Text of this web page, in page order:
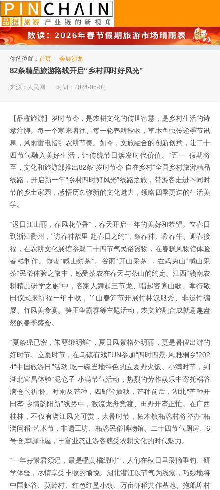
你的位置： 首页 > 会展沙龙
82条精品旅游路线开启“乡村四时好风光”
来源：人民网 时间：2024-05-02
【品橙旅游】岁时节令，是农耕文化的传世智慧，是乡村生活的诗
意注脚。每一个寒来暑往、每一轮春耕秋收，草木鱼虫传递季节讯
息，风雨雷电指引农耕节奏。如今，文旅融合的创新创意，让二十
四节气融入美好生活，让传统节日焕发时代价值。“五一”假期将
至，文化和旅游部推出82条“岁时节令 自在乡村”全国乡村旅游精品
线路，开启新一年“乡村四时好风光”线路之旅，带游客走进不同时
节的乡土家园，感悟历久弥新的文化魅力，领略四季更迭的生活美
学。
“迟日江山丽，春风花草香”，春天开启一年的美好和希望。立春日
到浙江衢州，“访春神故里 赴春日之约”，祭春神、鞭春牛、迎春接
福，在农耕文化展馆参观二十四节气民俗器物，在春糕风物馆体验
春糕制作。惊蛰“喊山祭茶”、谷雨“开山采茶”，在武夷山“喊山采
茶”民俗体验之旅中，感受茶农在春天与茶山的约定。江西“赣南农
耕精品研学之旅”中，客家人舞起三节龙、唱起客家山歌、举行敬
田仪式来祈福一年丰收，丫山春笋节开展竹林汉服秀、非遗竹编
展、竹风美食宴、笋王争霸赛等主题活动，农文旅融合成就意趣盎
然的春季盛会。
“夏条绿已密，朱萼缀明鲜”，夏日风景格外明丽，更是暑假出游的
好时节。立夏时节，在乌镇有戏FUN参加“四时四景·风雅桐乡”202
4“中国旅游日”活动,吃一碗当地特色的立夏野火饭。小满时节，到
湖北宜昌体验“泥仓子”小满节气活动，热烈的劳作娱乐中寄托稻谷
满仓的祈盼。时雨及芒种，四野皆插秧，芒种前后，湖北“芒种开
田垄 乡情韵阳新”线路中，激流龙舟竞渡、田野开垄正忙。在广西
桂林，不仅有漓江风光可赏，大暑时节，柘木镇柘漓村将举办“柘
漓问稻”艺术节，非遗工坊、柘漓民俗博物馆、二十四节气厨房、6
号仓库咖啡屋，丰富业态让游客感受农耕文化的时代魅力。
“一年好景君须记，最是橙黄橘绿时”，人们在秋日里采摘垂钓、研
学体验，尽情享受丰收的愉悦。湖北潜江以节气为线索，巧妙地将
中国虾谷、莫岭村、红色红垦小镇、万亩虾稻共作基地、拖船埠村